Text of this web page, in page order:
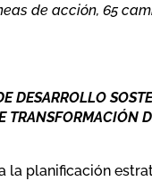
de acción, 65
DESARROLLO
TRANSFORMACIÓN
la planificación